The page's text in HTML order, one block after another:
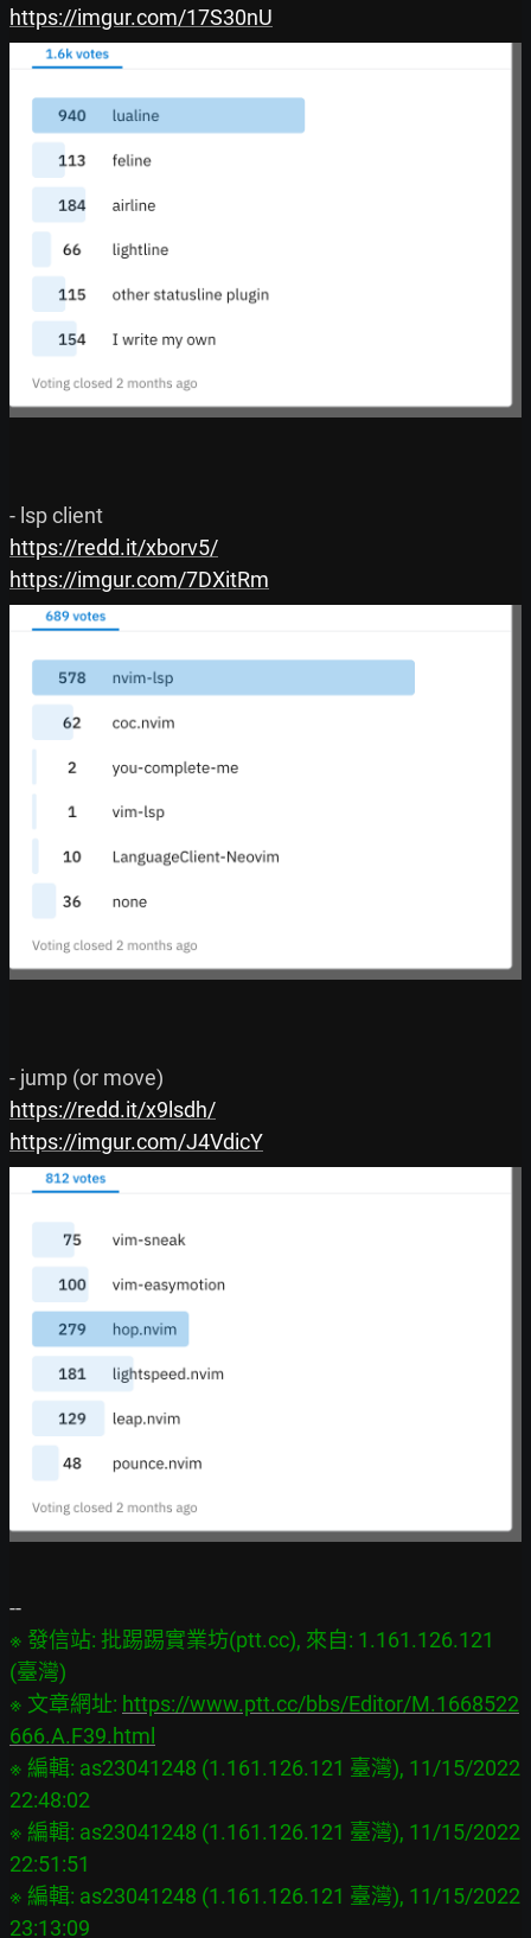
https://imgur.com/17S30nU
https://redd.it/xborv5/
https://imgur.com/7DXitRm
https://redd.it/x9lsdh/
https://imgur.com/J4VdicY
※ 發信站: 批踢踢實業坊(ptt.cc), 來自: 1.161.126.121
(臺灣)
※ 文章網址: https://www.ptt.cc/bbs/Editor/M.1668522
666.A.F39.html
※ 編輯: as23041248 (1.161.126.121 臺灣), 11/15/2022
22:48:02
※ 編輯: as23041248 (1.161.126.121 臺灣), 11/15/2022
22:51:51
※ 編輯: as23041248 (1.161.126.121 臺灣), 11/15/2022